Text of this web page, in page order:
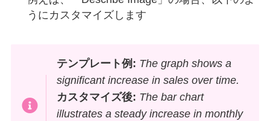
うにカスタマイズします
テンプレート例: The graph shows a
significant increase in sales over time.
カスタマイズ後: The bar chart
illustrates a steady increase in monthly